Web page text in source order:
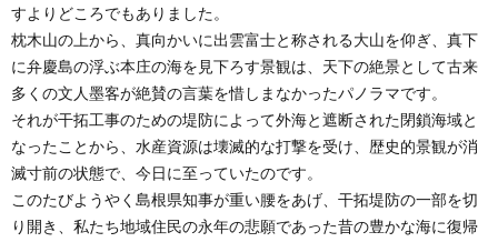
すよりどころでもありました。
枕木山の上から、真向かいに出雲富士と称される大山を仰ぎ、真下
に弁慶島の浮ぶ本庄の海を見下ろす景観は、天下の絶景として古来
多くの文人墨客が絶賛の言葉を惜しまなかったパノラマです。
それが干拓工事のための堤防によって外海と遮断された閉鎖海域と
なったことから、水産資源は壊滅的な打撃を受け、歴史的景観が消
滅寸前の状態で、今日に至っていたのです。
このたびようやく島根県知事が重い腰をあげ、干拓堤防の一部を切
り開き、私たち地域住民の永年の悲願であった昔の豊かな海に復帰